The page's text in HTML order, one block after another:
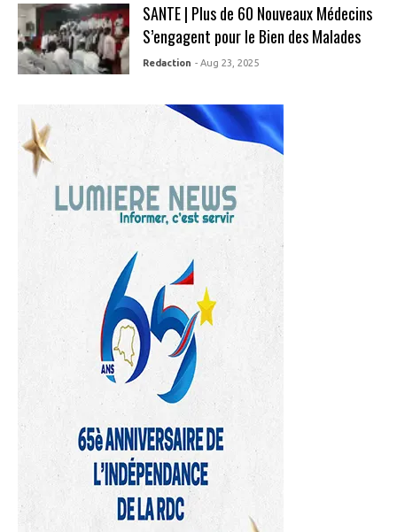
SANTE | Plus de 60 Nouveaux Médecins
S’engagent pour le Bien des Malades
Redaction - Aug 23, 2025